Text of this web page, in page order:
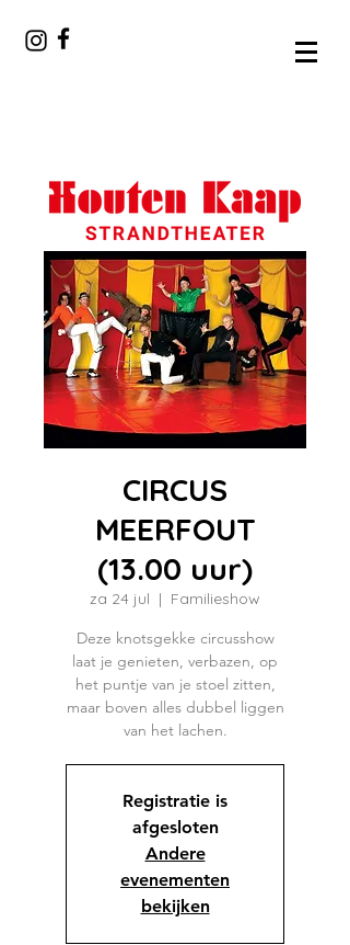
CIRCUS
MEERFOUT
(13.00 uur)
za 24 jul
  |
Familieshow
Deze knotsgekke circusshow
laat je genieten, verbazen, op
het puntje van je stoel zitten,
maar boven alles dubbel liggen
van het lachen.
Registratie is
afgesloten
Andere
evenementen
bekijken